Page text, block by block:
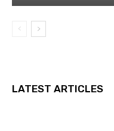
LATEST ARTICLES